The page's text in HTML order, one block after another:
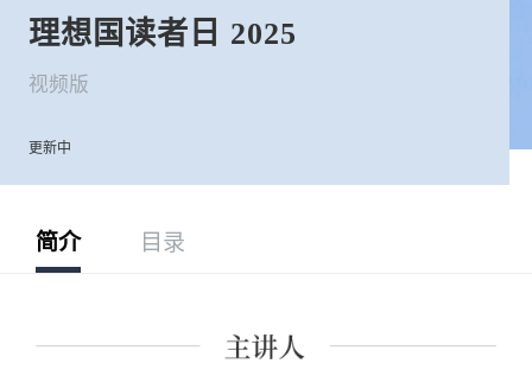
理想国读者日 2025
视频版
更新中
简介 目录